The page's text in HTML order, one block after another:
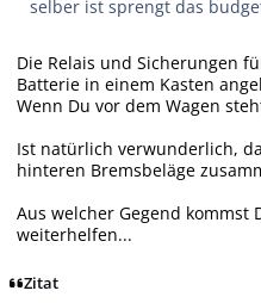
selber ist sprengt das
Die Relais und Sicherungen
Batterie in einem Kasten
Wenn Du vor dem Wagen
Ist natürlich verwunderlich,
hinteren Bremsbeläge
Aus welcher Gegend kommst
weiterhelfen...
Zitat